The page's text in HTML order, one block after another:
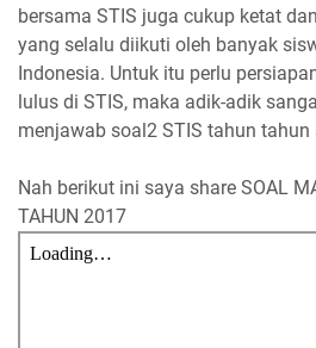
bersama STIS juga cukup ketat
yang selalu diikuti oleh banyak
Indonesia. Untuk itu perlu
lulus di STIS, maka adik-adik
menjawab soal2 STIS tahun tahun
Nah berikut ini saya share SOAL
TAHUN 2017